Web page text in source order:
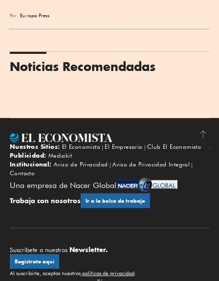
Por Eu ropa Press
Noticias Recomendadas
Subir
Nuestros Sitios: El Economista El Empresario
Club El Economista
Publicidad: Mediakit
Institucional: Aviso de Privacidad
Aviso de Privacidad Integral
Contacto
Una empresa de Nacer Global
Trabaja con nosotros Ir a la bolsa de trabajo
Suscríbete a nuestros Newsletter.
Regístrate aquí
Al suscribirte, aceptas nuestras políticas de privacidad